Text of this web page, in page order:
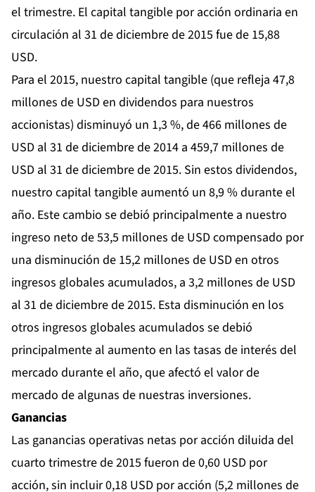
el trimestre. El capital tangible por acción ordinaria en
circulación al 31 de diciembre de 2015 fue de 15,88
USD.
Para el 2015, nuestro capital tangible (que refleja 47,8
millones de USD en dividendos para nuestros
accionistas) disminuyó un 1,3 %, de 466 millones de
USD al 31 de diciembre de 2014 a 459,7 millones de
USD al 31 de diciembre de 2015. Sin estos dividendos,
nuestro capital tangible aumentó un 8,9 % durante el
año. Este cambio se debió principalmente a nuestro
ingreso neto de 53,5 millones de USD compensado por
una disminución de 15,2 millones de USD en otros
ingresos globales acumulados, a 3,2 millones de USD
al 31 de diciembre de 2015. Esta disminución en los
otros ingresos globales acumulados se debió
principalmente al aumento en las tasas de interés del
mercado durante el año, que afectó el valor de
mercado de algunas de nuestras inversiones.
Ganancias
Las ganancias operativas netas por acción diluida del
cuarto trimestre de 2015 fueron de 0,60 USD por
acción, sin incluir 0,18 USD por acción (5,2 millones de